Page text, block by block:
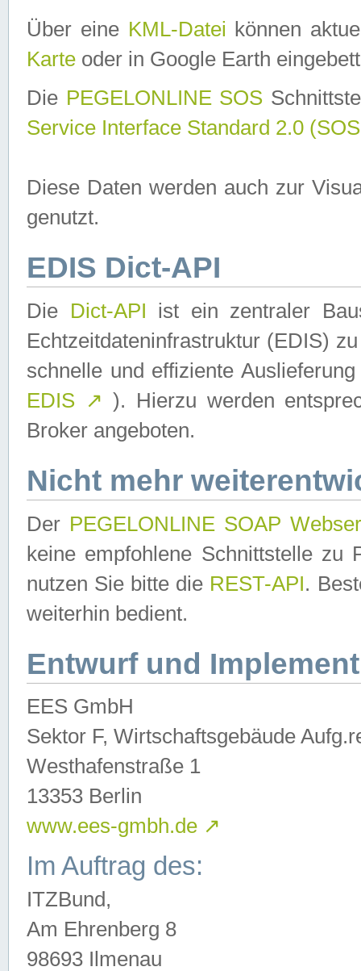
Über eine KML-Datei können
Karte oder in Google Earth
Die PEGELONLINE SOS
Service Interface Standard 2.0
Diese Daten werden auch zur
genutzt.
EDIS Dict-API
Die Dict-API ist ein zentraler
Echtzeitdateninfrastruktur (EDIS)
schnelle und effiziente
EDIS ↗ ). Hierzu werden
Broker angeboten.
Nicht mehr
Der PEGELONLINE SOAP
keine empfohlene Schnittstelle zu
nutzen Sie bitte die REST-API.
weiterhin bedient.
Entwurf und
EES GmbH
Sektor F, Wirtschaftsgebäude
Westhafenstraße 1
13353 Berlin
www.ees-gmbh.de ↗
Im Auftrag des:
ITZBund,
Am Ehrenberg 8
98693 Ilmenau